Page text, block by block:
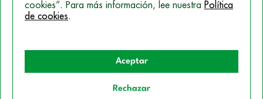
© 2026 Campus Training
cookies”. Para más información, lee nuestra Política
de cookies.
Aceptar
Rechazar